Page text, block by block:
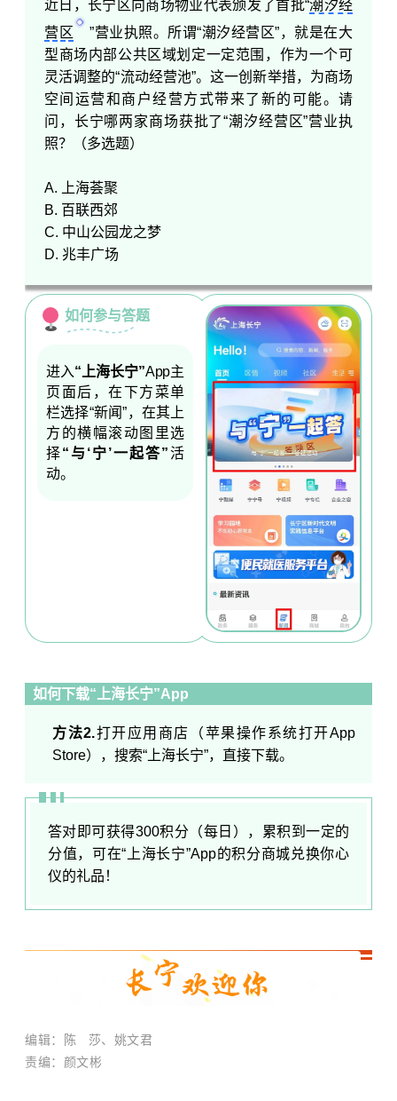
近日，长宁区向商场物业代表颁发了首批“潮汐经
营区
”营业执照。所谓“潮汐经营区”，就是在大
型商场内部公共区域划定一定范围，作为一个可
灵活调整的“流动经营池”。这一创新举措，为商场
空间运营和商户经营方式带来了新的可能。请
问，长宁哪两家商场获批了“潮汐经营区”营业执
照？（多选题）
A.
上海荟聚
B. 百联西郊
C. 中山公园龙之梦
D. 兆丰广场
？
如何参与答题
进入“上海长宁”App主
页面后，在下方菜单
栏选择“新闻”，在其上
方的横幅滚动图里选
择“与‘宁’一起答”活
动。
如何下载“上海长宁”App
方法2.打开应用商店（苹果操作系统打开App
Store），搜索“上海长宁”，直接下载。
答对即可获得300积分（每日），累积到一定的
分值，可在“上海长宁”App的积分商城兑换你心
仪的礼品！
编辑：陈 莎、姚文君
责编：颜文彬